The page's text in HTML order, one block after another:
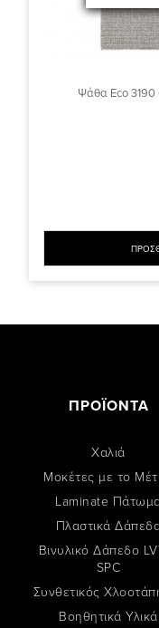
Ψάθα Eco 3190
ΠΡΟΪΟΝΤΑ
Χαλιά
Μοκέτες με το
Laminate Πάτωμα
Πλαστικά Δάπεδα
Βινυλικό Δάπεδο LVT &
SPC
Συνθετικός
Βοηθητικά Υλικά